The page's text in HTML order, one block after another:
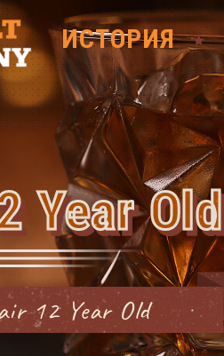
ИСТОРИЯ
Year Old
12 Year Old